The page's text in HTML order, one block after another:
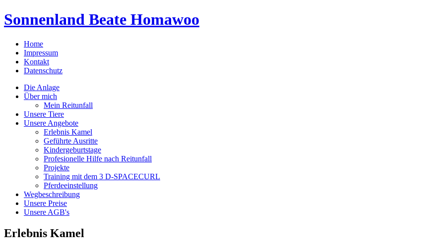
Sonnenland Beate Homawoo
Home
Impressum
Kontakt
Datenschutz
Die Anlage
Über mich
Mein Reitunfall
Unsere Tiere
Unsere Angebote
Erlebnis Kamel
Geführte Ausritte
Kindergeburtstage
Profesionelle Hilfe nach Reitunfall
Projekte
Training mit dem 3 D-SPACECURL
Pferdeeinstellung
Wegbeschreibung
Unsere Preise
Unsere AGB's
Erlebnis Kamel